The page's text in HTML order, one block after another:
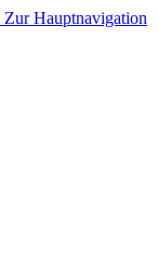
Zur Hauptnavigation